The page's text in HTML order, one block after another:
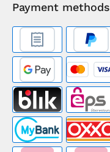
Payment methods